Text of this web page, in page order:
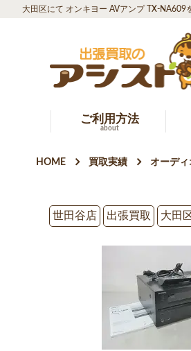
大田区にて オンキヨー AVアンプ TX-NA609
ご利用方法
about
HOME 買取実績 オーディ
世田谷店
出張買取 大田